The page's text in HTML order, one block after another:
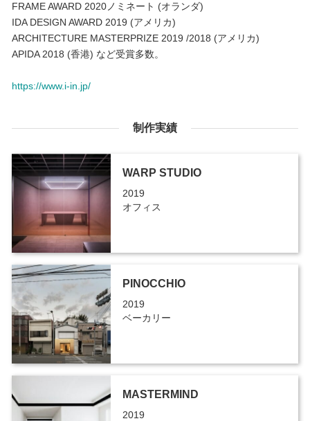
FRAME AWARD 2020ノミネート (オランダ)
IDA DESIGN AWARD 2019 (アメリカ)
ARCHITECTURE MASTERPRIZE 2019 /2018 (アメリカ)
APIDA 2018 (香港) など受賞多数。
https://www.i-in.jp/
制作実績
WARP STUDIO
2019
オフィス
PINOCCHIO
2019
ベーカリー
MASTERMIND
2019